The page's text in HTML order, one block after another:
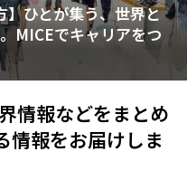
ひとが集う、世界と
MICEでキャリアをつ
情報などをまとめ
情報をお届けしま